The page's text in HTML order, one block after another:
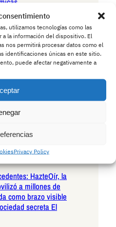
utilizamos tecnologías como las
a la información del dispositivo. El
nos permitirá procesar datos como el
identificaciones únicas en este sitio.
puede afectar negativamente a
Privacy Policy
existencial:
para votar
elecciones
histórico: las
para votar
elecciones
los conductores:
europeas
HazteOír, la
a millones de
como brazo visible
secreta El